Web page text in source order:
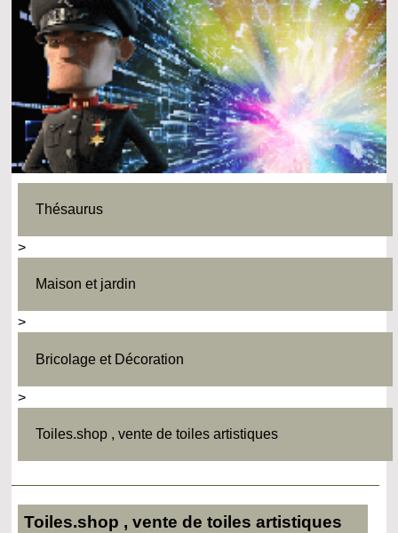
Thésaurus
>
Maison et jardin
>
Bricolage et Décoration
>
Toiles.shop , vente de toiles artistiques
Toiles.shop , vente de toiles artistiques